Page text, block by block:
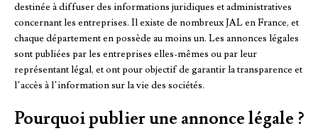
destinée à diffuser des informations juridiques et administratives
concernant les entreprises. Il existe de nombreux JAL en France, et
chaque département en possède au moins un. Les annonces légales
sont publiées par les entreprises elles-mêmes ou par leur
représentant légal, et ont pour objectif de garantir la transparence et
l’accès à l’information sur la vie des sociétés.
Pourquoi publier une annonce légale ?